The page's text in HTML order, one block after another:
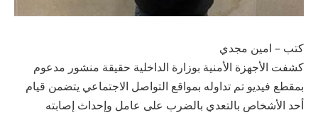
كتب – امين مجدي
كشفت الأجهزة الأمنية بوزارة الداخلية حقيقة منشور مدعوم
بمقطع فيديو تم تداوله بمواقع التواصل الاجتماعي يتضمن قيام
أحد الأشخاص بالتعدي بالضرب على عامل وإحداث إصابته